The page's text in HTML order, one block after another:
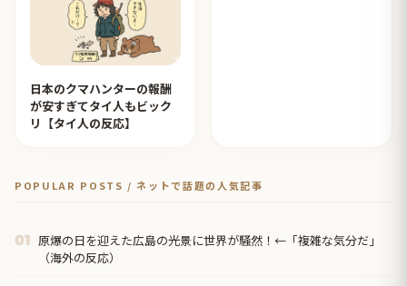
日本のクマハンターの報酬
が安すぎてタイ人もビック
リ【タイ人の反応】
POPULAR POSTS / ネットで話題の人気記事
01 原爆の日を迎えた広島の光景に世界が騒然！←「複雑な気分だ」
（海外の反応）